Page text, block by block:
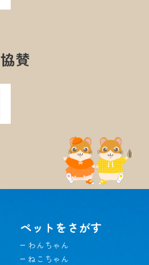
協賛
ペットをさがす
わんちゃん
ねこちゃん